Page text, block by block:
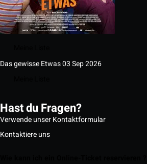
Das gewisse Etwas03 Sep 2026
Hast du Fragen?
Verwende unser Kontaktformular
Kontaktiere uns